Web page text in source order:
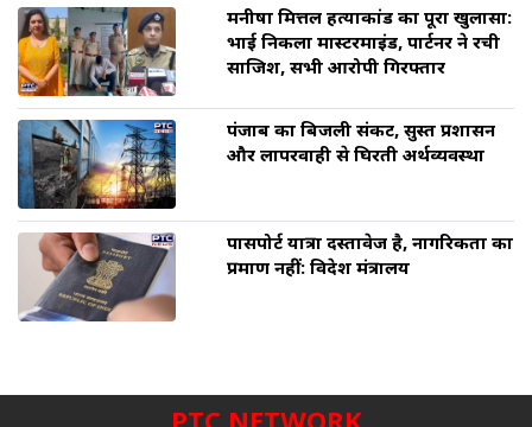
मनीषा मित्तल हत्याकांड का पूरा खुलासा:
भाई निकला मास्टरमाइंड, पार्टनर ने रची
साजिश, सभी आरोपी गिरफ्तार
पंजाब का बिजली संकट, सुस्त प्रशासन
और लापरवाही से घिरती अर्थव्यवस्था
पासपोर्ट यात्रा दस्तावेज है, नागरिकता का
प्रमाण नहीं: विदेश मंत्रालय